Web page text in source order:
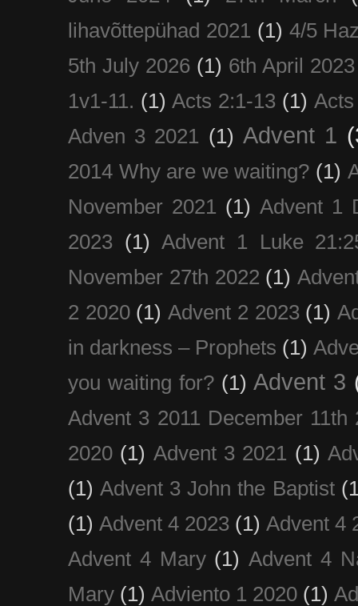
lihavõttepühad 2021 (1) 4/5
5th July 2026 (1) 6th April 2023
1v1-11. (1) Acts 2:1-13 (1)
Adven 3 2021
(1) Advent 1
2014 Why are we waiting? (1)
November 2021
(1) Advent 1
2023 (1)
Advent 1 Luke
November 27th 2022 (1)
2 2020 (1) Advent 2 2023 (1)
in darkness – Prophets (1)
you waiting for? (1) Advent 3
Advent 3 2011 December 11th
2020 (1) Advent 3 2021 (1)
(1) Advent 3 John the Baptist
(1) Advent 4 2023 (1) Advent 4
Advent 4 Mary (1) Advent 4
Mary (1) Adviento 1 2020 (1)